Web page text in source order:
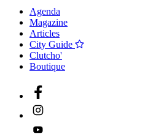
Agenda
Magazine
Articles
City Guide
Clutcho'
Boutique